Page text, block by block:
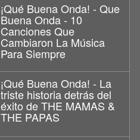
¡Qué Buena Onda! - Que
Buena Onda - 10
Canciones Que
Cambiaron La Música
Para Siempre
¡Qué Buena Onda! - La
triste historia detrás del
éxito de THE MAMAS &
THE PAPAS